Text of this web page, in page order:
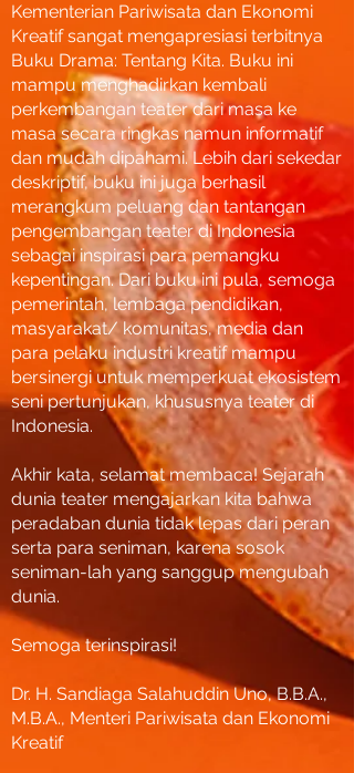
Kementerian Pariwisata dan Ekonomi
Kreatif sangat mengapresiasi terbitnya
Buku Drama: Tentang Kita. Buku ini
mampu menghadirkan kembali
perkembangan teater dari masa ke
masa secara ringkas namun informatif
dan mudah dipahami. Lebih dari sekedar
deskriptif, buku ini juga berhasil
merangkum peluang dan tantangan
pengembangan teater di Indonesia
sebagai inspirasi para pemangku
kepentingan. Dari buku ini pula, semoga
pemerintah, lembaga pendidikan,
masyarakat/ komunitas, media dan
para pelaku industri kreatif mampu
bersinergi untuk memperkuat ekosistem
seni pertunjukan, khususnya teater di
Indonesia.
Akhir kata, selamat membaca! Sejarah
dunia teater mengajarkan kita bahwa
peradaban dunia tidak lepas dari peran
serta para seniman, karena sosok
seniman-lah yang sanggup mengubah
dunia.
Semoga terinspirasi!
Dr. H. Sandiaga Salahuddin Uno, B.B.A.,
M.B.A., Menteri Pariwisata dan Ekonomi
Kreatif